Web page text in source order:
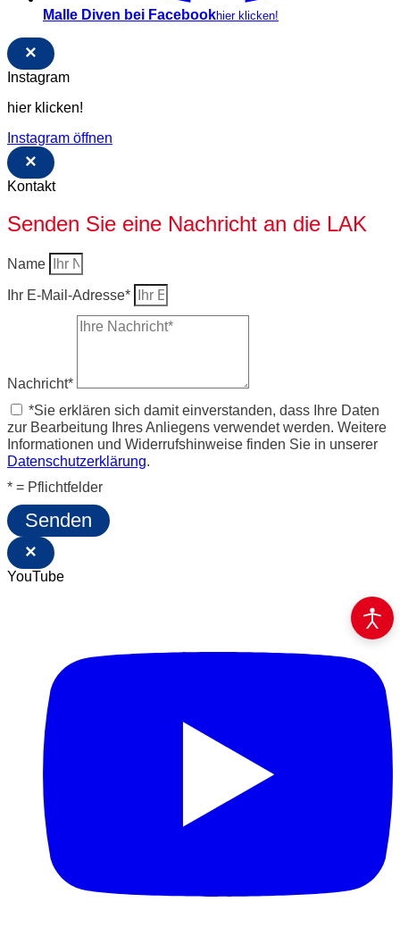
Malle Diven bei Facebookhier klicken!
×
Instagram
hier klicken!
Instagram öffnen
×
Kontakt
Senden Sie eine Nachricht an die LAK
Name
Ihr E-Mail-Adresse*
Nachricht*
*Sie erklären sich damit einverstanden, dass Ihre Daten
zur Bearbeitung Ihres Anliegens verwendet werden. Weitere
Informationen und Widerrufshinweise finden Sie in unserer
Datenschutzerklärung.
* = Pflichtfelder
Senden
×
YouTube